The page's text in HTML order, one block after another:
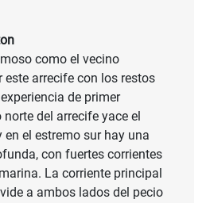
como el vecino
este arrecife con los restos
de primer
del arrecife yace el
en el estremo sur hay una
con fuertes corrientes
La corriente principal
a ambos lados del pecio